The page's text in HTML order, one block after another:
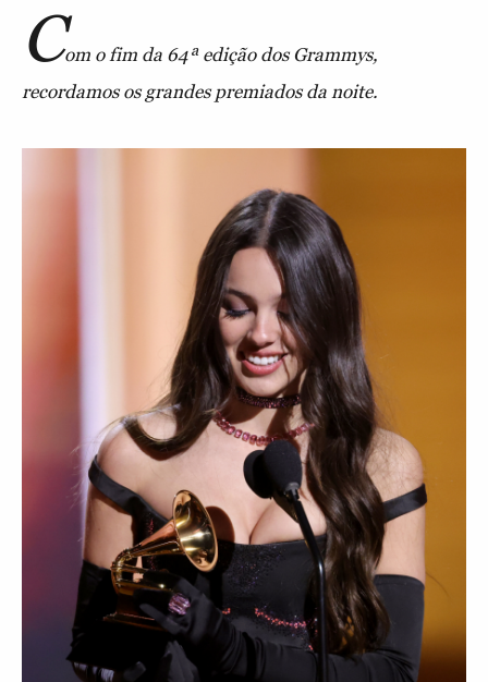
Com o fim da 64ª edição dos Grammys,
recordamos os grandes premiados da noite.